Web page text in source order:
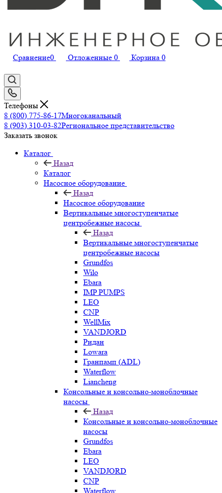
Сравнение0 Отложенные 0 Корзина 0
Телефоны
8 (800) 775-86-17Многоканальный
8 (903) 310-03-82Региональное представительство
Заказать звонок
Каталог
Назад
Каталог
Насосное оборудование
Назад
Насосное оборудование
Вертикальные многоступенчатые
центробежные насосы
Назад
Вертикальные многоступенчатые
центробежные насосы
Grundfos
Wilo
Ebara
IMP PUMPS
LEO
CNP
WellMix
VANDJORD
Ридан
Lowara
Гранпамп (ADL)
Waterflow
Liancheng
Консольные и консольно-моноблочные
насосы
Назад
Консольные и консольно-моноблочные
насосы
Grundfos
Ebara
LEO
VANDJORD
CNP
Waterflow